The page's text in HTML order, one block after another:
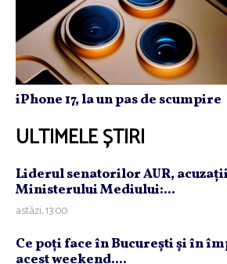
iPhone 17, la un pas de scumpire
ULTIMELE ȘTIRI
Liderul senatorilor AUR,
Ministerului Mediului:...
astăzi, 13:00
Ce poţi face în Bucureşti şi în
acest weekend....